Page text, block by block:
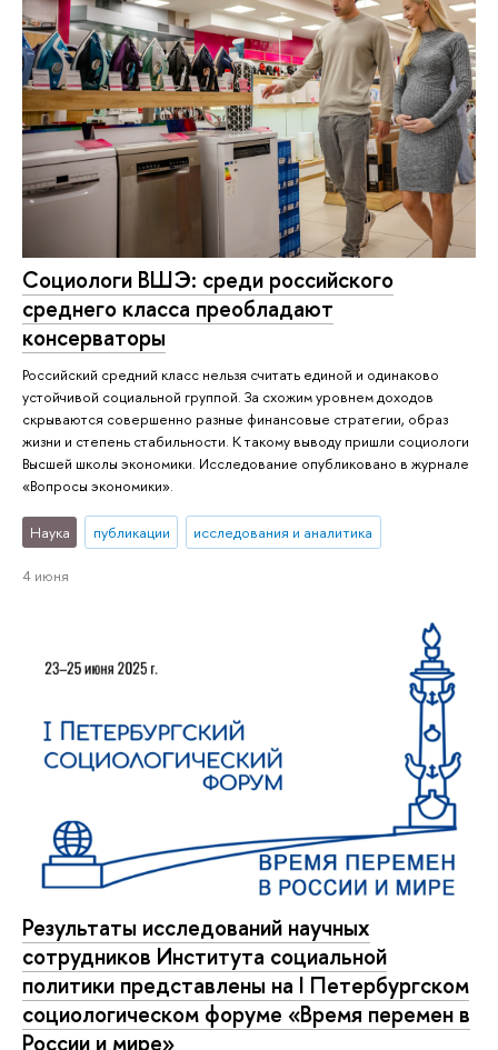
Социологи ВШЭ: среди российского
среднего класса преобладают
консерваторы
Российский средний класс нельзя считать единой и одинаково
устойчивой социальной группой. За схожим уровнем доходов
скрываются совершенно разные финансовые стратегии, образ
жизни и степень стабильности. К такому выводу пришли социологи
Высшей школы экономики. Исследование опубликовано в журнале
«Вопросы экономики».
Наука публикации исследования и аналитика
4 июня
Результаты исследований научных
сотрудников Института социальной
политики представлены на I Петербургском
социологическом форуме «Время перемен в
России и мире»